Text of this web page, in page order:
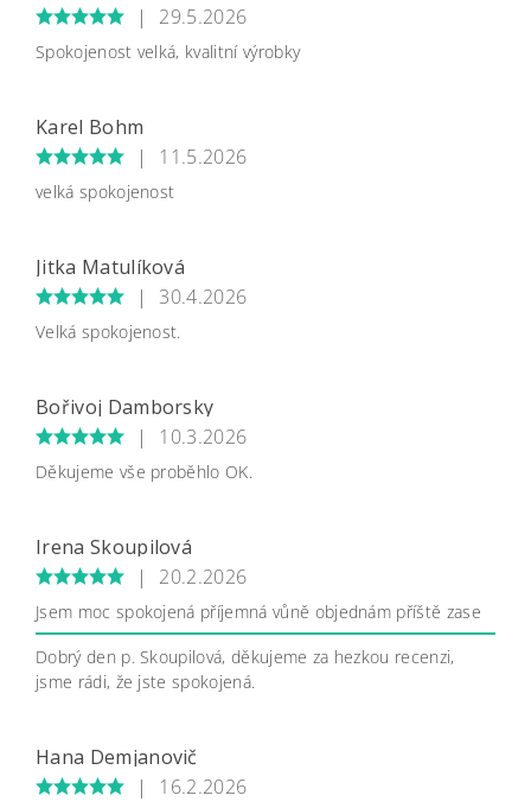
|
29.5.2026
Spokojenost velká, kvalitní výrobky
Karel Bohm
|
11.5.2026
velká spokojenost
Jitka Matulíková
|
30.4.2026
Velká spokojenost.
Bořivoj Damborsky
|
10.3.2026
Děkujeme vše proběhlo OK.
Irena Skoupilová
|
20.2.2026
Jsem moc spokojená příjemná vůně objednám příště zase
Dobrý den p. Skoupilová, děkujeme za hezkou recenzi,
jsme rádi, že jste spokojená.
Hana Demjanovič
|
16.2.2026